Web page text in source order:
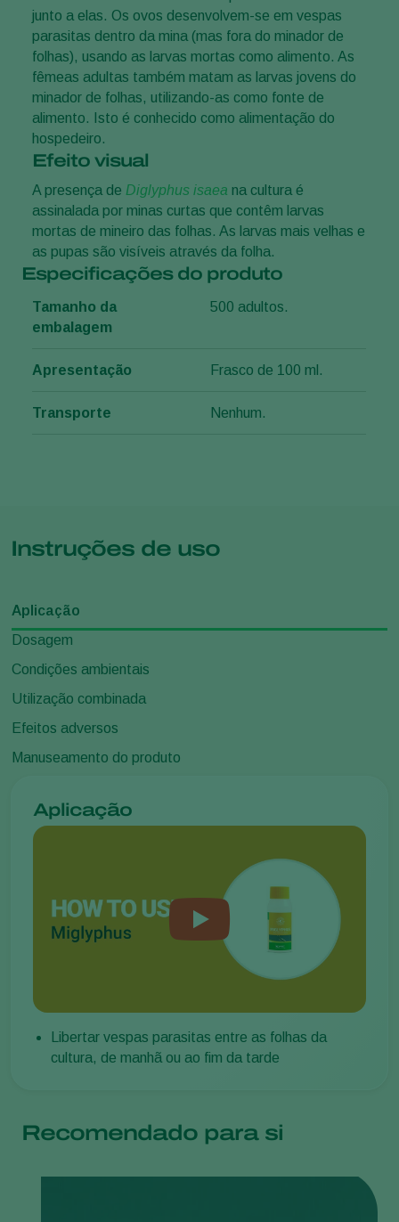
junto a elas. Os ovos desenvolvem-se em vespas
parasitas dentro da mina (mas fora do minador de
folhas), usando as larvas mortas como alimento. As
fêmeas adultas também matam as larvas jovens do
minador de folhas, utilizando-as como fonte de
alimento. Isto é conhecido como alimentação do
hospedeiro.
Efeito visual
A presença de Diglyphus isaea na cultura é
assinalada por minas curtas que contêm larvas
mortas de mineiro das folhas. As larvas mais velhas e
as pupas são visíveis através da folha.
Especificações do produto
Tamanho da
embalagem
500 adultos.
Apresentação Frasco de 100 ml.
Transporte Nenhum.
Instruções de uso
Aplicação
Dosagem
Condições ambientais
Utilização combinada
Efeitos adversos
Manuseamento do produto
Aplicação
Libertar vespas parasitas entre as folhas da
cultura, de manhã ou ao fim da tarde
Recomendado para si